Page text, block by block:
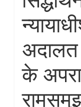
अदालत
के